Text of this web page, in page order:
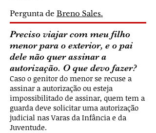
Pergunta de Breno Sales.
Preciso viajar com meu filho
menor para o exterior, e o pai
dele não quer assinar a
autorização. O que devo fazer?
Caso o genitor do menor se recuse a
assinar a autorização ou esteja
impossibilitado de assinar, quem tem a
guarda deve solicitar uma autorização
judicial nas Varas da Infância e da
Juventude.